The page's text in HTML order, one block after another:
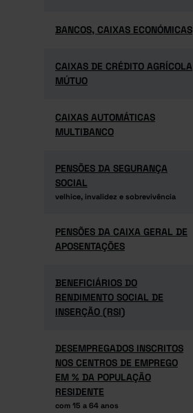
BANCOS, CAIXAS ECONÓMICAS
BANCOS, CAIXAS ECONÓMICAS
CAIXAS DE CRÉDITO AGRÍCOLA
MÚTUO
CAIXAS DE CRÉDITO AGRÍCOLA
MÚTUO
CAIXAS AUTOMÁTICAS
MULTIBANCO
CAIXAS AUTOMÁTICAS
MULTIBANCO
PENSÕES DA SEGURANÇA
SOCIAL
velhice, invalidez e sobrevivência
PENSÕES DA SEGURANÇA
SOCIAL
velhice, invalidez e sobrevivência
PENSÕES DA CAIXA GERAL DE
APOSENTAÇÕES
PENSÕES DA CAIXA GERAL DE
APOSENTAÇÕES
BENEFICIÁRIOS DO
RENDIMENTO SOCIAL DE
INSERÇÃO (RSI)
BENEFICIÁRIOS DO
RENDIMENTO SOCIAL DE
INSERÇÃO (RSI)
DESEMPREGADOS INSCRITOS
NOS CENTROS DE EMPREGO
EM % DA POPULAÇÃO
RESIDENTE
com 15 a 64 anos
DESEMPREGADOS INSCRITOS
NOS CENTROS DE EMPREGO
EM % DA POPULAÇÃO
RESIDENTE
com 15 a 64 anos